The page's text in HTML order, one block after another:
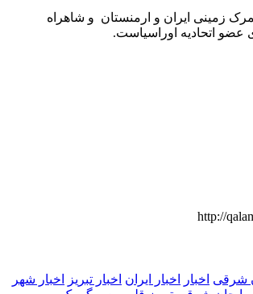
زمینی ایران و ارمنستان و شاهراه
عضو اتحادیه اوراسیاست.
http://
شرقی اخبار اخبار ایران اخبار تبریز
اخبار شهر